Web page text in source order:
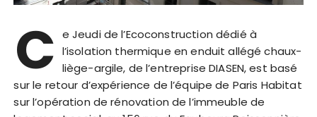
C e Jeudi de l’Ecoconstruction dédié à
l’isolation thermique en enduit allégé chaux-
liège-argile, de l’entreprise DIASEN, est basé
sur le retour d’expérience de l’équipe de Paris Habitat
sur l’opération de rénovation de l’immeuble de